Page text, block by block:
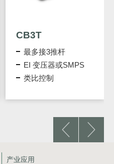
CB3T
最多接3推杆
EI 变压器或SMPS
类比控制
产业应用